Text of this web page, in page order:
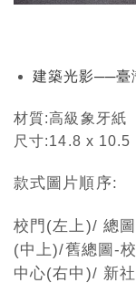
建築光影──臺
材質:高級象牙紙
尺寸:14.8 x 10.5
款式圖片順序:
校門(左上)/ 總
(中上)/舊總圖-
中心(右中)/ 新